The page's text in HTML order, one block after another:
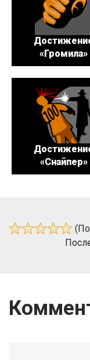
«Громила»
«Снайпер»